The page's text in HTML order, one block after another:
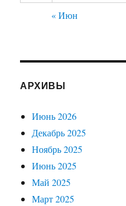
« Июн
АРХИВЫ
Июнь 2026
Декабрь 2025
Ноябрь 2025
Июнь 2025
Май 2025
Март 2025